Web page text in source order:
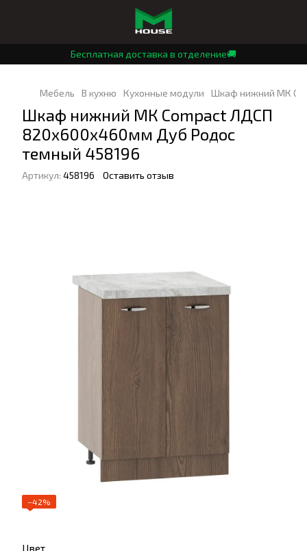
Бесплатная доставка в отделение🚚
Мебель В кухню Кухонные модули Шкаф нижний МК
Шкаф нижний МК Compact ЛДСП
820х600х460мм Дуб Родос
темный 458196
Артикул: 458196 Оставить отзыв
−42%
Цвет